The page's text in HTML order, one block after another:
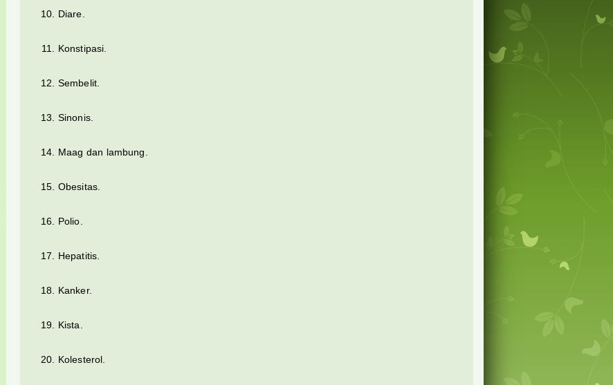
Diare.
Konstipasi.
Sembelit.
Sinonis.
Maag dan lambung.
Obesitas.
Polio.
Hepatitis.
Kanker.
Kista.
Kolesterol.